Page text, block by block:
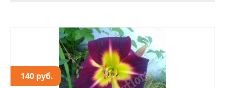
140 руб.